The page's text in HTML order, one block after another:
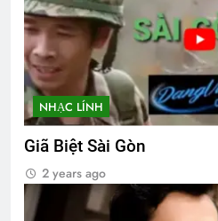
NHẠC LÍNH
Giã Biệt Sài Gòn
2 years ago